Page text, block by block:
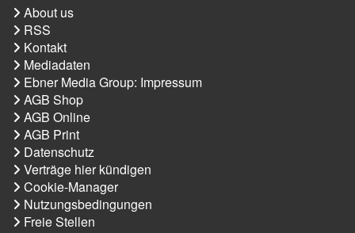
About us
RSS
Kontakt
Mediadaten
Ebner Media Group: Impressum
AGB Shop
AGB Online
AGB Print
Datenschutz
Verträge hier kündigen
Cookie-Manager
Nutzungsbedingungen
Freie Stellen